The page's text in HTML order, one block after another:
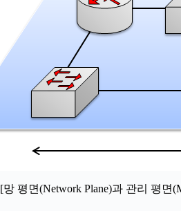
[망 평면(Network Plane)과 관리 평면